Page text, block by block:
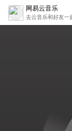
网易云音乐
去云音乐和好友一